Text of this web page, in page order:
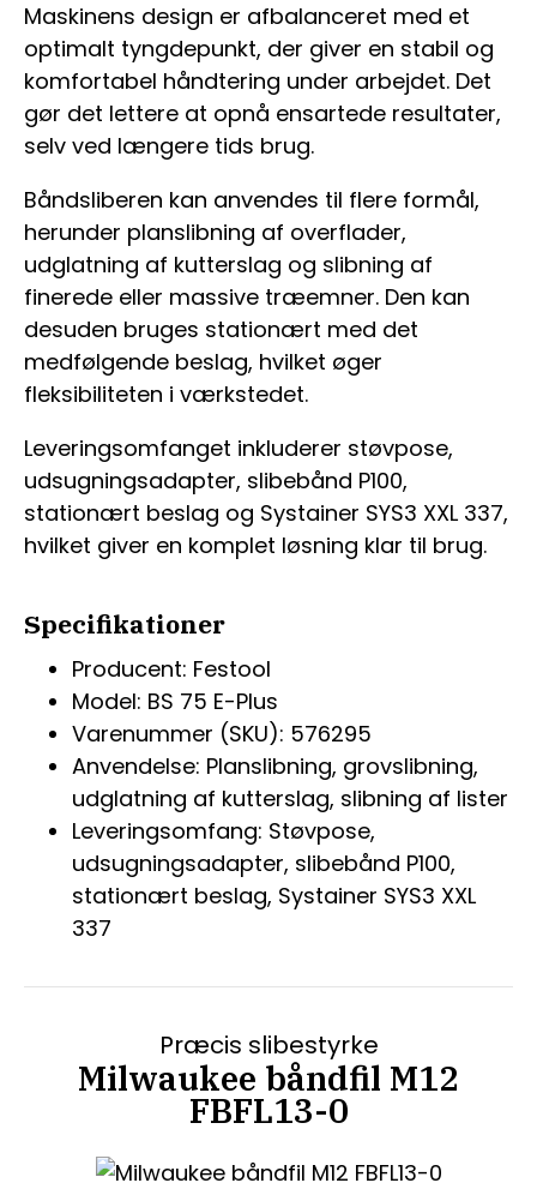
Maskinens design er afbalanceret med et
optimalt tyngdepunkt, der giver en stabil og
komfortabel håndtering under arbejdet. Det
gør det lettere at opnå ensartede resultater,
selv ved længere tids brug.
Båndsliberen kan anvendes til flere formål,
herunder planslibning af overflader,
udglatning af kutterslag og slibning af
finerede eller massive træemner. Den kan
desuden bruges stationært med det
medfølgende beslag, hvilket øger
fleksibiliteten i værkstedet.
Leveringsomfanget inkluderer støvpose,
udsugningsadapter, slibebånd P100,
stationært beslag og Systainer SYS3 XXL 337,
hvilket giver en komplet løsning klar til brug.
Specifikationer
Producent: Festool
Model: BS 75 E-Plus
Varenummer (SKU): 576295
Anvendelse: Planslibning, grovslibning,
udglatning af kutterslag, slibning af lister
Leveringsomfang: Støvpose,
udsugningsadapter, slibebånd P100,
stationært beslag, Systainer SYS3 XXL
337
Præcis slibestyrke
Milwaukee båndfil M12
FBFL13-0